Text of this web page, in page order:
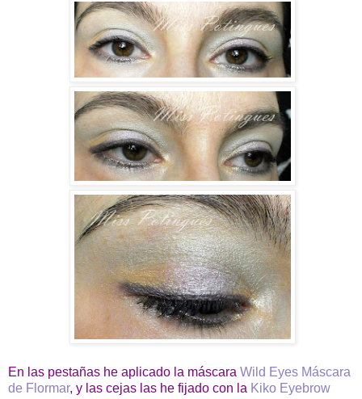
En las pestañas he aplicado la máscara Wild Eyes Máscara
de Flormar, y las cejas las he fijado con la Kiko Eyebrow